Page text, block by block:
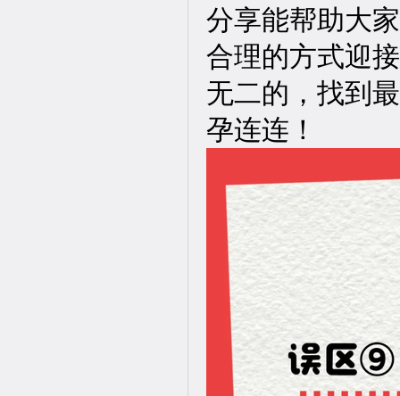
分享能帮助大
合理的方式迎
无二的，找到
孕连连！